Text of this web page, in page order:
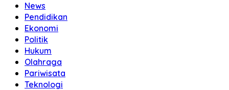
News
Pendidikan
Ekonomi
Politik
Hukum
Olahraga
Pariwisata
Teknologi